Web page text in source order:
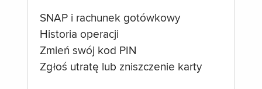
SNAP i rachunek gotówkowy
Historia operacji
Zmień swój kod PIN
Zgłoś utratę lub zniszczenie karty